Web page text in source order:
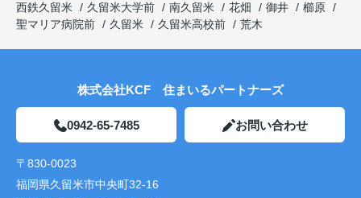
西鉄久留米
久留米大学前 南久留米 花畑 御井
櫛原
聖マリア病院前
久留米 久留米高校前 荒木
株式会社KCF 住まいるパートナーズ
0942-65-7485 お問い合わせ
〒830-0023
福岡県久留米市中央町32-16